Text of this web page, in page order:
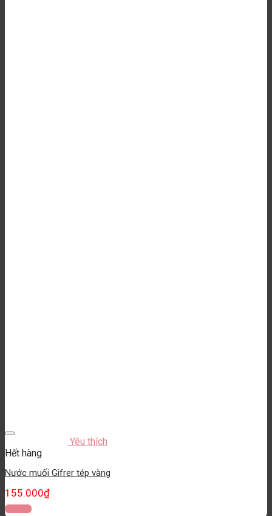
Yêu thích
Hết hàng
Nước muối Gifrer tép vàng
155.000₫
Đọc tiếp